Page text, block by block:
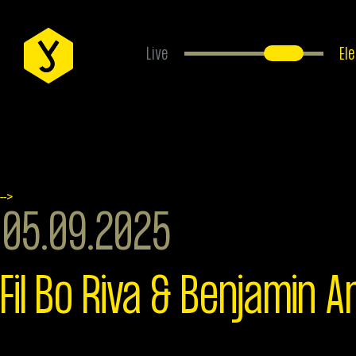
ANFAHRT
FAQS
Live
-->
05.09.2025
Fil Bo Riva & Benjamin